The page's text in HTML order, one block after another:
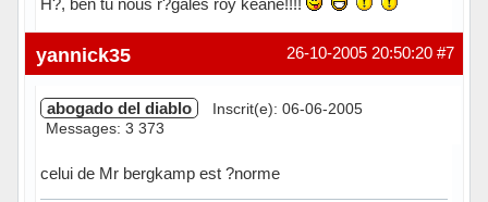
H?, ben tu nous r?gales roy keane!!!!
Hors ligne #7
26-10-2005 20:50:20
yannick35
abogado del diablo
Inscrit(e): 06-06-2005
Messages: 3 373
celui de Mr bergkamp est ?norme